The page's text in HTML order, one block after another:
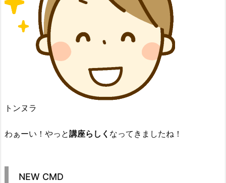
トンヌラ
わぁーい！やっと講座らしく なってきましたね！
NEW CMD